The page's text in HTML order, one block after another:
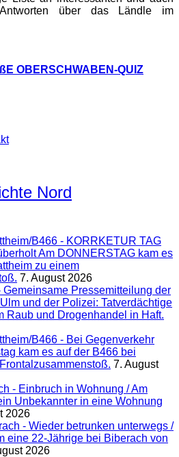
über das Ländle im
OBERSCHWABEN-QUIZ
Nord
B466 - KORRKETUR TAG
Am DONNERSTAG kam es
zu einem
7. August 2026
Gemeinsame Pressemitteilung der
und der Polizei: Tatverdächtige
Raub und Drogenhandel in Haft.
B466 - Bei Gegenverkehr
kam es auf der B466 bei
7. August
- Einbruch in Wohnung / Am
Unbekannter in eine Wohnung
2026
- Wieder betrunken unterwegs /
eine 22-Jährige bei Biberach von
2026